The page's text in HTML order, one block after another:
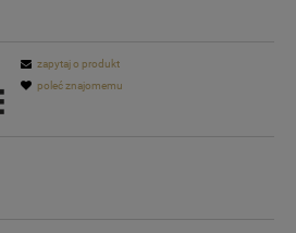
zapytaj o produkt
poleć znajomemu